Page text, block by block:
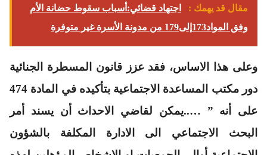
مقال قد يهمك :
اجتهاد قضائي:أسباب سقوط حضانة الأم
وفق المواد173إلى179 من مدونة الأسرة غير متوفرة
وعلى هذا الاساس، فقد عزز قانون المسطرة الجنائية
دور مكتب المساعدة الاجتماعية بتأكيده في المادة 474
على أنه ” …..يمكن لقاضي الاحداث أن يسند أمر
البحث الاجتماعي الى الادارة المكلفة بالشؤون